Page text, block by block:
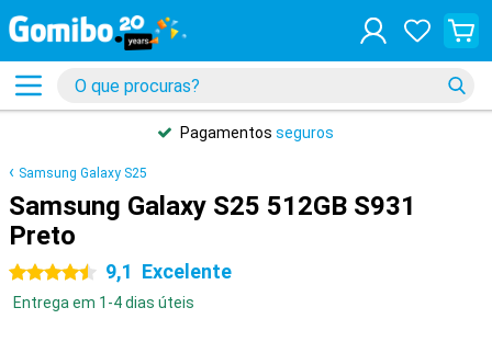
Pagamentos seguros
Samsung Galaxy S25
Samsung Galaxy S25 512GB S931
Preto
4.5 estrelas 9,1 Excelente
Entrega em 1-4 dias úteis